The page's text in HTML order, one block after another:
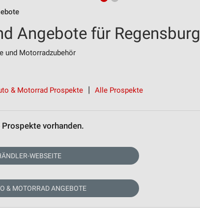
Angebote für Regensburg
und Motorradzubehör
& Motorrad Prospekte Alle Prospekte
vorhanden.
WEBSEITE
& MOTORRAD ANGEBOTE